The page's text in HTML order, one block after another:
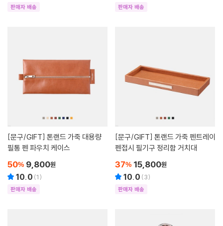
판매자 배송 판매자 배송
[문구/GIFT]
필통 펜 파우치 케이스
50% 9,800원
10.0 (1)
판매자 배송
[문구/GIFT]
펜접시 필기구 정리함 거치대
37% 15,800원
10.0 (3)
판매자 배송